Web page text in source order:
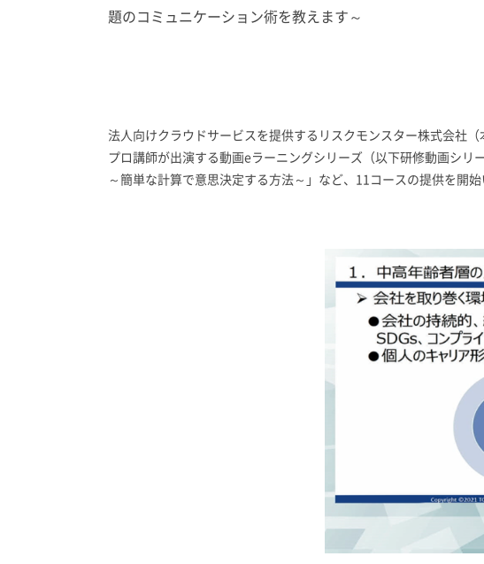
題のコミュニケーション術を教えます～
法人向けクラウドサービスを提供するリスクモンスター株式会社
プロ講師が出演する動画eラーニングシリーズ（以下研修動画シ
～簡単な計算で意思決定する方法～」など、11コースの提供を開始